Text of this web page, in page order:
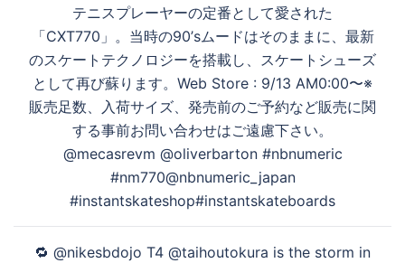
生
す
る
ョ
ン
テニスプレーヤーの定番として愛された
「CXT770」。当時の90’sムードはそのままに、最新
のスケートテクノロジーを搭載し、スケートシューズ
として再び蘇ります。Web Store : 9/13 AM0:00〜※
販売足数、入荷サイズ、発売前のご予約など販売に関
する事前お問い合わせはご遠慮下さい。
@mecasrevm @oliverbarton #nbnumeric
#nm770@nbnumeric_japan
#instantskateshop#instantskateboards
🔁 @nikesbdojo T4 @taihoutokura is the storm in